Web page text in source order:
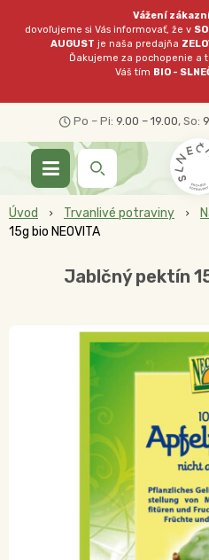
Vážení
dovoľujeme si Vás informovať, že v
AUGUST je naša predajňa
Ďakujeme za pochopenie a
Váš tím BIO -
Po – Pi: 9.00 – 19.00, So:
Úvod Trvanlivé potraviny
15g bio NEOVITA
Jablčný pektín